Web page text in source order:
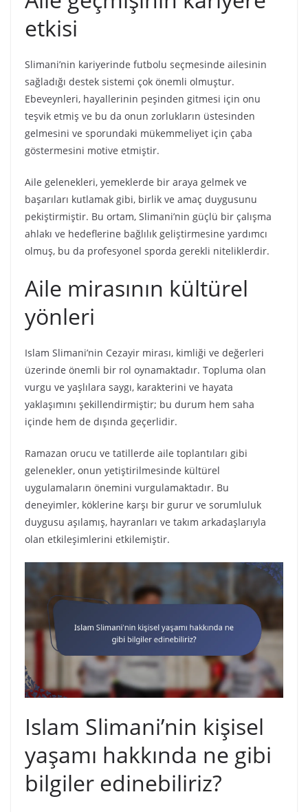
etkisi
Slimani’nin kariyerinde futbolu seçmesinde ailesinin
sağladığı destek sistemi çok önemli olmuştur.
Ebeveynleri, hayallerinin peşinden gitmesi için onu
teşvik etmiş ve bu da onun zorlukların üstesinden
gelmesini ve sporundaki mükemmeliyet için çaba
göstermesini motive etmiştir.
Aile gelenekleri, yemeklerde bir araya gelmek ve
başarıları kutlamak gibi, birlik ve amaç duygusunu
pekiştirmiştir. Bu ortam, Slimani’nin güçlü bir çalışma
ahlakı ve hedeflerine bağlılık geliştirmesine yardımcı
olmuş, bu da profesyonel sporda gerekli niteliklerdir.
Aile mirasının kültürel
yönleri
Islam Slimani’nin Cezayir mirası, kimliği ve değerleri
üzerinde önemli bir rol oynamaktadır. Topluma olan
vurgu ve yaşlılara saygı, karakterini ve hayata
yaklaşımını şekillendirmiştir; bu durum hem saha
içinde hem de dışında geçerlidir.
Ramazan orucu ve tatillerde aile toplantıları gibi
gelenekler, onun yetiştirilmesinde kültürel
uygulamaların önemini vurgulamaktadır. Bu
deneyimler, köklerine karşı bir gurur ve sorumluluk
duygusu aşılamış, hayranları ve takım arkadaşlarıyla
olan etkileşimlerini etkilemiştir.
Islam Slimani’nin kişisel
yaşamı hakkında ne gibi
bilgiler edinebiliriz?